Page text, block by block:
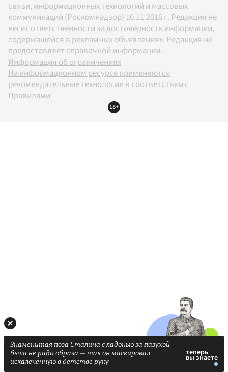
связи, информационных технологий и массовых
коммуникаций (Роскомнадзор) 10.11.2016 г. Редакция не
несет ответственности за достоверность информации,
содержащейся в рекламных объявлениях. Редакция не
предоставляет справочной информации.
Информация об ограничениях
На информационном ресурсе применяются
рекомендательные технологии в соответствии с
Правилами
18+
Знаменитая поза Сталина с ладонью за пазухой
была не ради образа — так он маскировал
искалеченную в детстве руку